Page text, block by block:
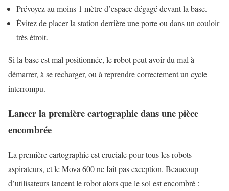
Prévoyez au moins 1 mètre d’espace dégagé devant la base.
Évitez de placer la station derrière une porte ou dans un couloir
très étroit.
Si la base est mal positionnée, le robot peut avoir du mal à
démarrer, à se recharger, ou à reprendre correctement un cycle
interrompu.
Lancer la première cartographie dans une pièce
encombrée
La première cartographie est cruciale pour tous les robots
aspirateurs, et le Mova 600 ne fait pas exception. Beaucoup
d’utilisateurs lancent le robot alors que le sol est encombré :